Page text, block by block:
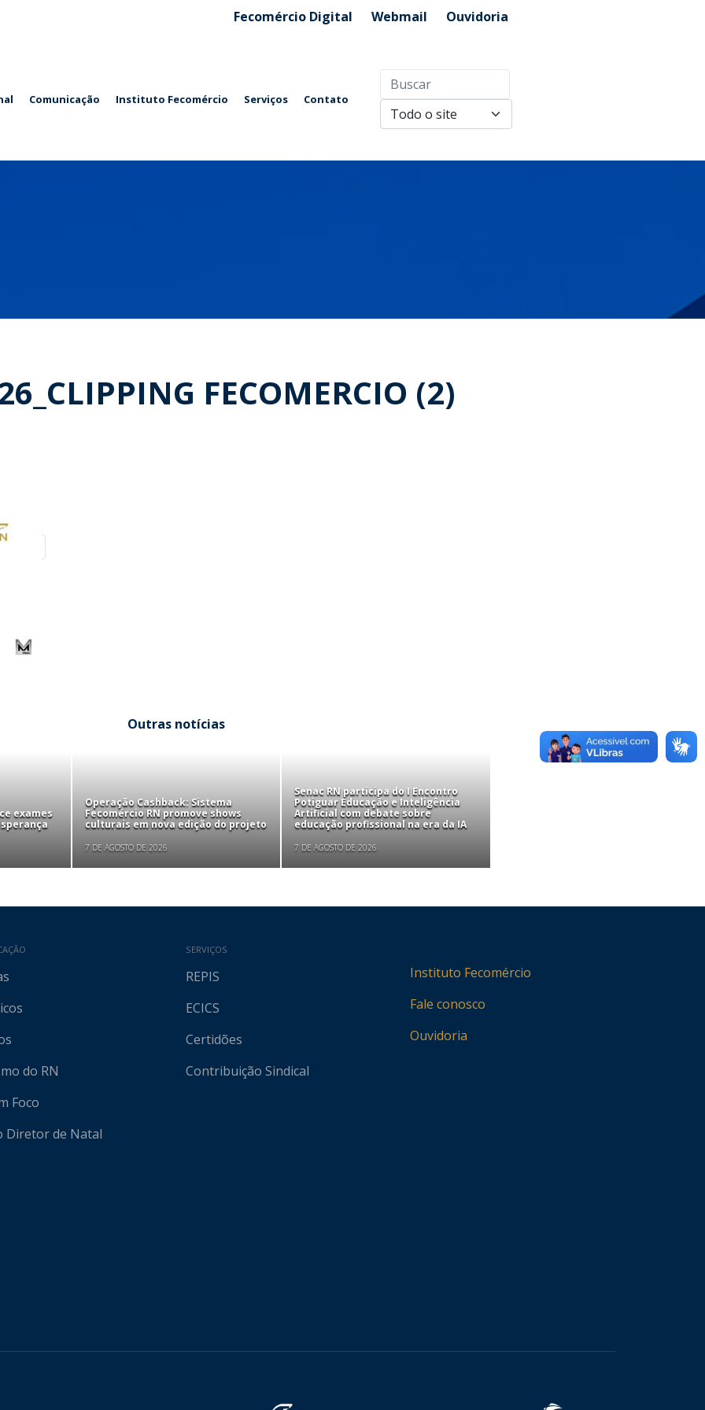
Fecomércio Digital Webmail Ouvidoria
Comunicação Instituto Fecomércio Serviços Contato
FECOMERCIO (2)
Outras notícias
exames
Operação Cashback: Sistema
Fecomércio RN promove shows
culturais em nova edição do projeto
7 DE AGOSTO DE 2026
Senac RN participa do I Encontro
Potiguar Educação e Inteligência
Artificial com debate sobre
educação profissional na era da IA
7 DE AGOSTO DE 2026
do RN
Foco
Diretor de Natal
SERVIÇOS
REPIS
ECICS
Certidões
Contribuição Sindical
Instituto Fecomércio
Fale conosco
Ouvidoria